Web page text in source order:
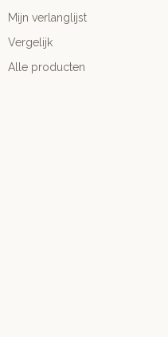
Mijn verlanglijst
Vergelijk
Alle producten